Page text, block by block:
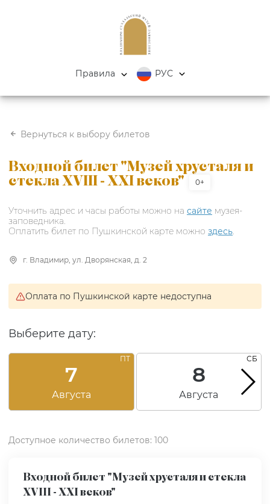
Правила РУС
Вернуться к выбору билетов
Входной билет "Музей хрусталя и
стекла XVIII - XXI веков"
0+
Уточнить адрес и часы работы можно на сайте музея-
заповедника.
Оплатить билет по Пушкинской карте можно здесь.
г. Владимир, ул. Дворянская, д. 2
Оплата по Пушкинской карте недоступна
Выберите дату:
ПТ
7
Августа
СБ
8
Августа
Доступное количество билетов: 100
Входной билет "Музей хрусталя и стекла
XVIII - XXI веков"